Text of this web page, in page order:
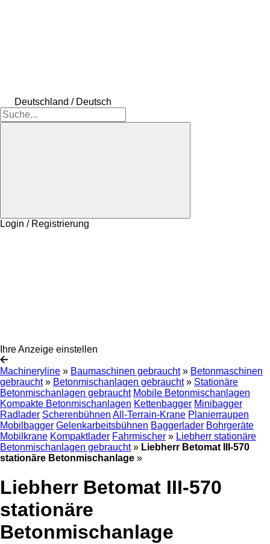
Deutschland / Deutsch
Login / Registrierung
Ihre Anzeige einstellen
Machineryline » Baumaschinen gebraucht » Betonmaschinen
gebraucht » Betonmischanlagen gebraucht » Stationäre
Betonmischanlagen gebraucht Mobile Betonmischanlagen
Kompakte Betonmischanlagen Kettenbagger Minibagger
Radlader Scherenbühnen All-Terrain-Krane Planierraupen
Mobilbagger Gelenkarbeitsbühnen Baggerlader Bohrgeräte
Mobilkrane Kompaktlader Fahrmischer » Liebherr stationäre
Betonmischanlagen gebraucht » Liebherr Betomat III-570
stationäre Betonmischanlage »
Liebherr Betomat III-570
stationäre
Betonmischanlage